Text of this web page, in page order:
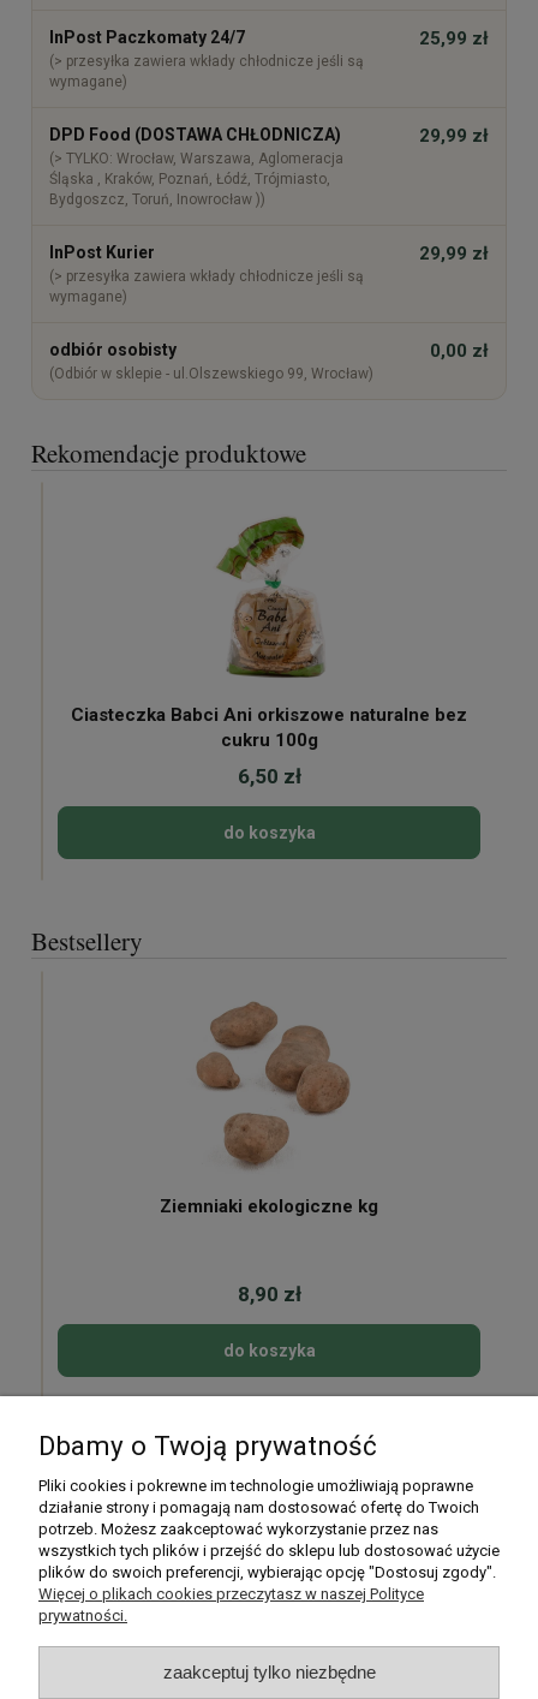
InPost Paczkomaty 24/7
(> przesyłka zawiera wkłady chłodnicze jeśli są
wymagane)
25,99 zł
DPD Food (DOSTAWA CHŁODNICZA)
(> TYLKO: Wrocław, Warszawa, Aglomeracja
Śląska , Kraków, Poznań, Łódź, Trójmiasto,
Bydgoszcz, Toruń, Inowrocław ))
29,99 zł
InPost Kurier
(> przesyłka zawiera wkłady chłodnicze jeśli są
wymagane)
29,99 zł
odbiór osobisty
(Odbiór w sklepie - ul.Olszewskiego 99, Wrocław)
0,00 zł
Rekomendacje produktowe
Ciasteczka Babci Ani orkiszowe naturalne bez
cukru 100g
6,50 zł
do koszyka
Bestsellery
Ziemniaki ekologiczne kg
8,90 zł
do koszyka
Moje konto
Płatności i dostawa
Informacje
Dbamy o Twoją prywatność
Pliki cookies i pokrewne im technologie umożliwiają poprawne
działanie strony i pomagają nam dostosować ofertę do Twoich
potrzeb. Możesz zaakceptować wykorzystanie przez nas
wszystkich tych plików i przejść do sklepu lub dostosować użycie
plików do swoich preferencji, wybierając opcję "Dostosuj zgody".
Więcej o plikach cookies przeczytasz w naszej Polityce
prywatności.
zaakceptuj tylko niezbędne